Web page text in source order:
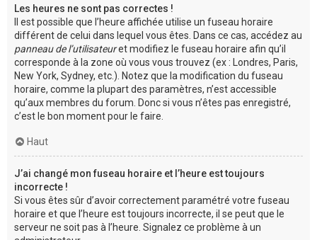
Les heures ne sont pas correctes !
Il est possible que l’heure affichée utilise un fuseau horaire
différent de celui dans lequel vous êtes. Dans ce cas, accédez au
panneau de l’utilisateuret modifiez le fuseau horaire afin qu’il
corresponde à la zone où vous vous trouvez (ex : Londres, Paris,
New York, Sydney, etc.). Notez que la modification du fuseau
horaire, comme la plupart des paramètres, n’est accessible
qu’aux membres du forum. Donc si vous n’êtes pas enregistré,
c’est le bon moment pour le faire.
Haut
J’ai changé mon fuseau horaire et l’heure est toujours
incorrecte !
Si vous êtes sûr d’avoir correctement paramétré votre fuseau
horaire et que l’heure est toujours incorrecte, il se peut que le
serveur ne soit pas à l’heure. Signalez ce problème à un